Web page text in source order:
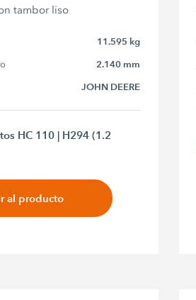
tambor liso
11.595 kg
2.140 mm
JOHN DEERE
HC 110 | H294 (1.2
al producto